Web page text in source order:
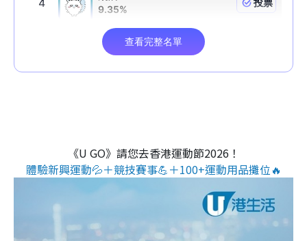
《U GO》請您去香港運動節2026！
體驗新興運動💦＋競技賽事💪＋100+運動用品攤位🔥